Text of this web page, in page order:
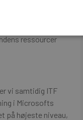
læringskultur.
ressourcer
vi samtidig ITF
i Microsofts
på højeste niveau,